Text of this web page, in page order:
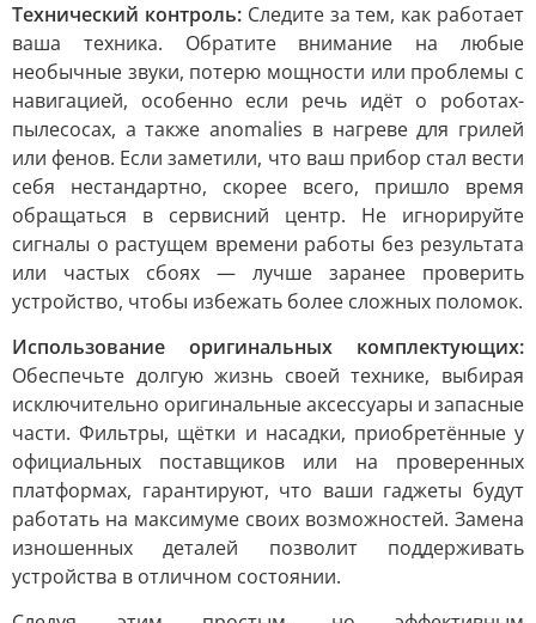
Технический контроль:Следите за тем, как работает
ваша техника. Обратите внимание на любые
необычные звуки, потерю мощности или проблемы с
навигацией, особенно если речь идёт о роботах-
пылесосах, а также anomalies в нагреве для грилей
или фенов. Если заметили, что ваш прибор стал вести
себя нестандартно, скорее всего, пришло время
обращаться в сервисний центр. Не игнорируйте
сигналы о растущем времени работы без результата
или частых сбоях — лучше заранее проверить
устройство, чтобы избежать более сложных поломок.
Использование оригинальных комплектующих:
Обеспечьте долгую жизнь своей технике, выбирая
исключительно оригинальные аксессуары и запасные
части. Фильтры, щётки и насадки, приобретённые у
официальных поставщиков или на проверенных
платформах, гарантируют, что ваши гаджеты будут
работать на максимуме своих возможностей. Замена
изношенных деталей позволит поддерживать
устройства в отличном состоянии.